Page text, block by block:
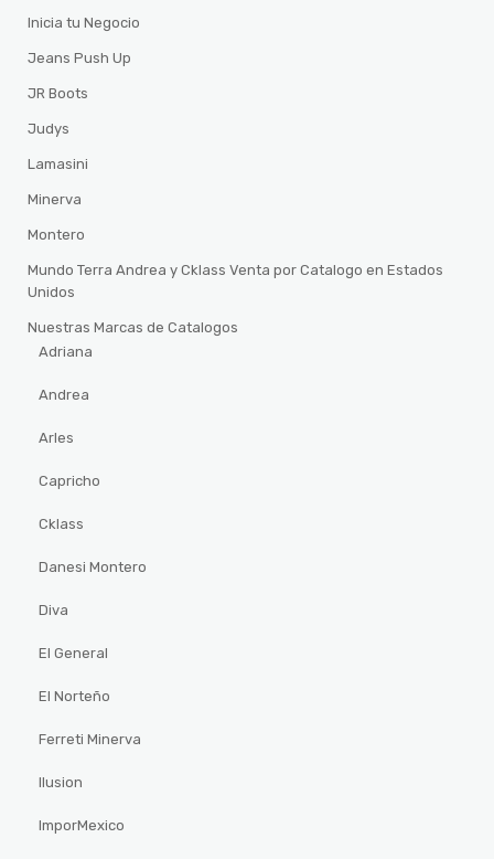
Inicia tu Negocio
Jeans Push Up
JR Boots
Judys
Lamasini
Minerva
Montero
Mundo Terra Andrea y Cklass Venta por Catalogo en Estados
Unidos
Nuestras Marcas de Catalogos
Adriana
Andrea
Arles
Capricho
Cklass
Danesi Montero
Diva
El General
El Norteño
Ferreti Minerva
Ilusion
ImporMexico